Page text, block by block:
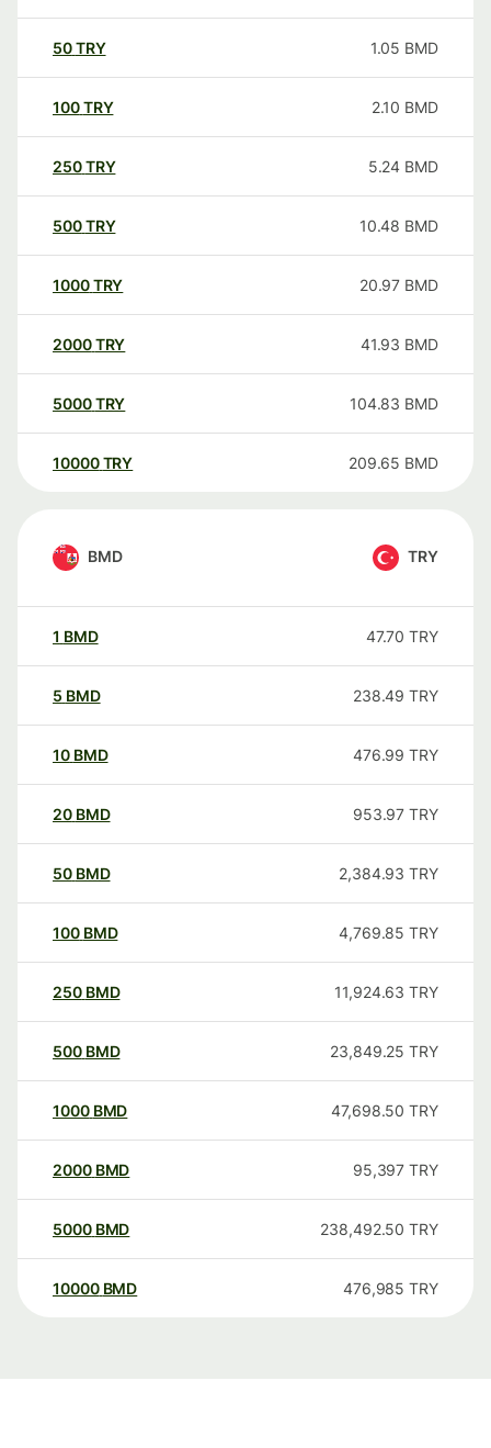
50TRY 1.05 BMD
100TRY 2.10 BMD
250TRY 5.24 BMD
500TRY 10.48 BMD
1000TRY 20.97 BMD
2000TRY 41.93 BMD
5000TRY 104.83 BMD
10000 TRY 209.65 BMD
BMD TRY
1 BMD 47.70 TRY
5 BMD 238.49 TRY
10 BMD 476.99 TRY
20 BMD 953.97 TRY
50 BMD 2,384.93 TRY
100 BMD 4,769.85 TRY
250 BMD 11,924.63 TRY
500 BMD 23,849.25 TRY
1000 BMD 47,698.50 TRY
2000 BMD 95,397 TRY
5000 BMD 238,492.50 TRY
10000 BMD 476,985 TRY